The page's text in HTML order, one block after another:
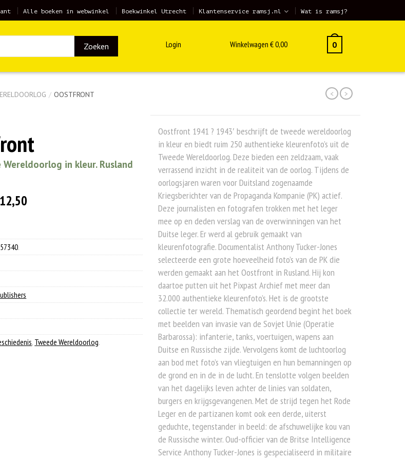
Alle boeken in webwinkel Boekwinkel Utrecht Klantenservice ramsj.nl Wat is ramsj?
Zoeken Login Winkelwagen €0,00 0
/ OOSTFRONT < >
Wereldoorlog in kleur. Rusland
12,50
.
, Tweede Wereldoorlog.
Oostfront 1941 ? 1943′ beschrijft de tweede wereldoorlog
in kleur en biedt ruim 250 authentieke kleurenfoto’s uit de
Tweede Wereldoorlog. Deze bieden een zeldzaam, vaak
verrassend inzicht in de realiteit van de oorlog. Tijdens de
oorlogsjaren waren voor Duitsland zogenaamde
Kriegsberichter van de Propaganda Kompanie (PK) actief.
Deze journalisten en fotografen trokken met het leger
mee op en deden verslag van de overwinningen van het
Duitse leger. Er werd al gebruik gemaakt van
kleurenfotografie. Documentalist Anthony Tucker-Jones
selecteerde een grote hoeveelheid foto’s van de PK die
werden gemaakt aan het Oostfront in Rusland. Hij kon
daartoe putten uit het Pixpast Archief met meer dan
32.000 authentieke kleurenfoto’s. Het is de grootste
collectie ter wereld. Thematisch geordend begint het boek
met beelden van invasie van de Sovjet Unie (Operatie
Barbarossa): infanterie, tanks, voertuigen, wapens aan
Duitse en Russische zijde. Vervolgens komt de luchtoorlog
aan bod met foto’s van vliegtuigen en hun bemanningen op
de grond en in de in de lucht. En tenslotte volgen beelden
van het dagelijks leven achter de linies van soldaten,
burgers en krijgsgevangenen. Met de strijd tegen het Rode
Leger en de partizanen komt ook een derde, uiterst
geduchte, tegenstander in beeld: de afschuwelijke kou van
de Russische winter. Oud-officier van de Britse Intelligence
Service Anthony Tucker-Jones is gespecialiseerd in militaire